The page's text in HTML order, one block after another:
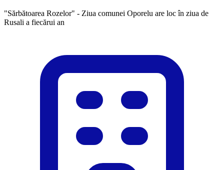
"Sărbătoarea Rozelor" - Ziua comunei Oporelu are loc în ziua de
Rusali a fiecărui an